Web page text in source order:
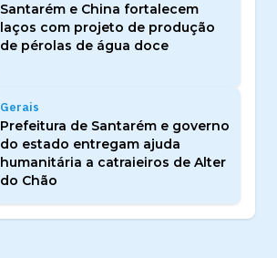
Santarém e China fortalecem
laços com projeto de produção
de pérolas de água doce
Gerais
Prefeitura de Santarém e governo
do estado entregam ajuda
humanitária a catraieiros de Alter
do Chão